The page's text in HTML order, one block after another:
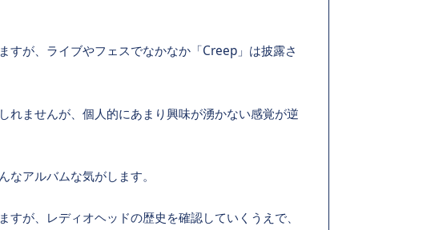
すが、ライブやフェスでなかなか「Creep」は披露さ
れませんが、個人的にあまり興味が湧かない感覚が逆
アルバムな気がします。
が、レディオヘッドの歴史を確認していくうえで、